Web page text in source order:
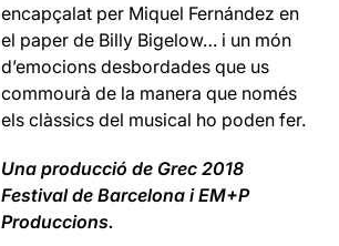
encapçalat per Miquel Fernández en
el paper de Billy Bigelow… i un món
d’emocions desbordades que us
commourà de la manera que només
els clàssics del musical ho poden fer.
Una producció de Grec 2018
Festival de Barcelona i EM+P
Produccions.